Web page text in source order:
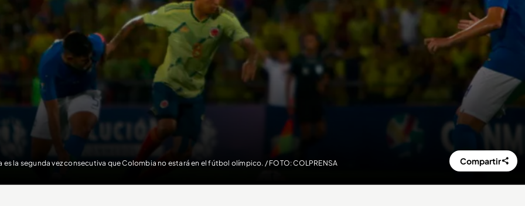
es la segunda vez consecutiva que Colombia no estará en el fútbol olímpico. / FOTO: COLPRENSA Compartir